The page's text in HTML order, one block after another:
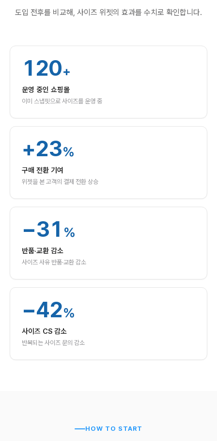
도입 전후를 비교해, 사이즈 위젯의 효과를 수치로 확인합니다.
120+
운영 중인 쇼핑몰
이미 스냅핏으로 사이즈를 운영 중
+23%
구매 전환 기여
위젯을 본 고객의 결제 전환 상승
−31 %
반품·교환 감소
사이즈 사유 반품·교환 감소
−42%
사이즈 CS 감소
반복되는 사이즈 문의 감소
HOW TO START